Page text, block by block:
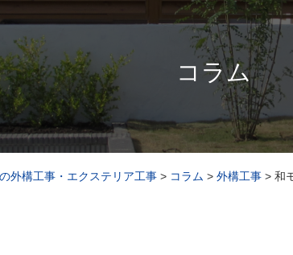
コラム
外構工事・エクステリア工事 > コラム > 外構工事 > 和